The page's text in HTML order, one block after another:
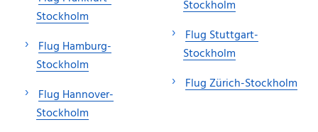
Stockholm
Flug Hamburg-
Stockholm
Flug Hannover-
Stockholm
Stockholm
Flug Stuttgart-
Stockholm
Flug Zürich-Stockholm